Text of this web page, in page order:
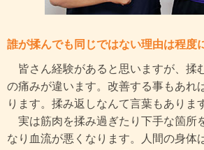
誰が揉んでも同じではない理由は程度
皆さん経験があると思いますが、揉
の痛みが違います。改善する事もあれ
ります。揉み返しなんて言葉もありま
実は筋肉を揉み過ぎたり下手な箇所
なり血流が悪くなります。人間の身体